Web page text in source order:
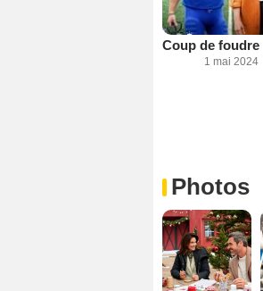
1 mai 2024
Photos